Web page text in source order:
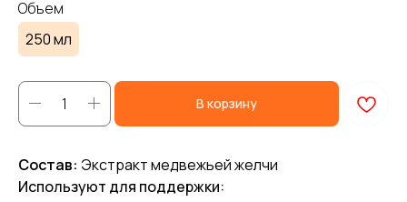
Объем
250 мл
В корзину
Состав: Экстракт медвежьей желчи
Используют для поддержки: